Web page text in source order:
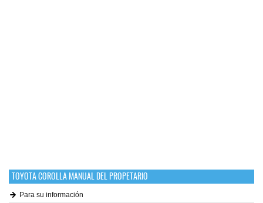
TOYOTA COROLLA MANUAL DEL PROPETARIO
Para su información